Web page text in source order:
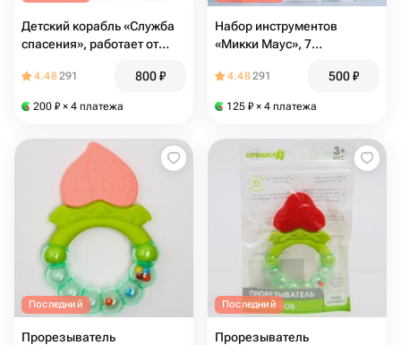
Детский корабль «Служба
спасения», работает от
4.48291 800₽
200 ₽ × 4 платежа
Набор инструментов
«Микки Маус», 7
4.48291 500₽
125 ₽ × 4 платежа
Последний
Прорезыватель
Последний
Прорезыватель